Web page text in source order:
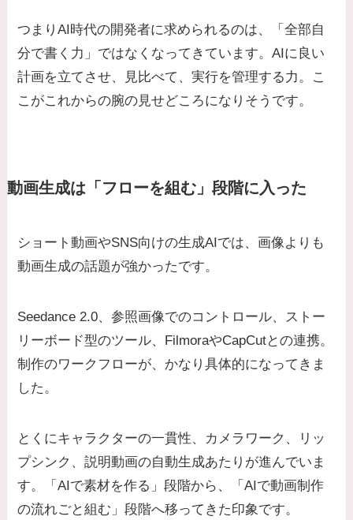
つまりAI時代の開発者に求められるのは、「全部自
分で書く力」ではなくなってきています。AIに良い
計画を立てさせ、見比べて、実行を管理する力。こ
こがこれからの腕の見せどころになりそうです。
動画生成は「フローを組む」段階に入った
ショート動画やSNS向けの生成AIでは、画像よりも
動画生成の話題が強かったです。
Seedance 2.0、参照画像でのコントロール、ストー
リーボード型のツール、FilmoraやCapCutとの連携。
制作のワークフローが、かなり具体的になってきま
した。
とくにキャラクターの一貫性、カメラワーク、リッ
プシンク、説明動画の自動生成あたりが進んでいま
す。「AIで素材を作る」段階から、「AIで動画制作
の流れごと組む」段階へ移ってきた印象です。